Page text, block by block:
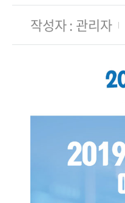
작성자 관리자